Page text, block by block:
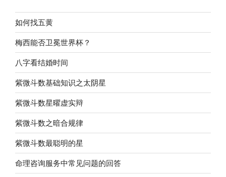
如何找五黄
梅西能否卫冕世界杯？
八字看结婚时间
紫微斗数基础知识之太阴星
紫微斗数星曜虚实辩
紫微斗数之暗合规律
紫微斗数最聪明的星
命理咨询服务中常见问题的回答